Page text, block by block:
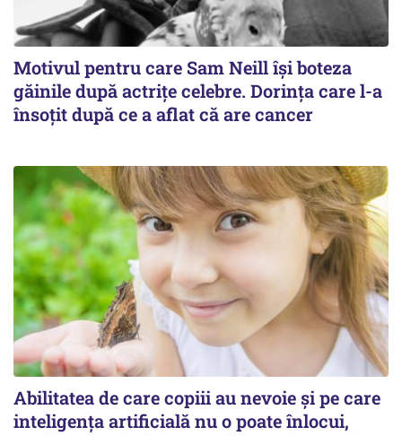
Motivul pentru care Sam Neill își boteza
găinile după actrițe celebre. Dorința care l-a
însoțit după ce a aflat că are cancer
Abilitatea de care copiii au nevoie și pe care
inteligența artificială nu o poate înlocui,